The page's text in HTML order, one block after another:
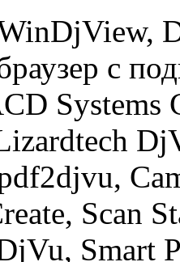
с
Systems
Scan
Smart